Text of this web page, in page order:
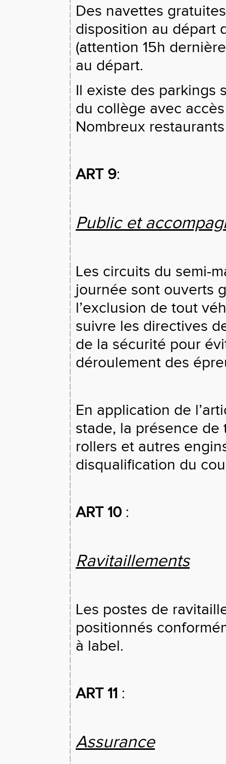
Des navettes
disposition au départ
(attention 15h
au départ.
Il existe des parkings
du collège avec
Nombreux
ART 9:
Public et
Les circuits du semi-
journée sont ouverts
l’exclusion de tout
suivre les directives
de la sécurité pour
déroulement des
En application de
stade, la présence
rollers et autres
disqualification du
ART 10 :
Ravitaillements
Les postes de
positionnés
à label.
ART 11 :
Assurance